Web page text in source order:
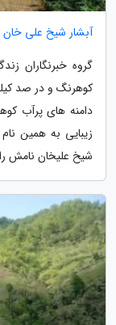
آبشار شیخ علی خان
کوهرنگ و در صد
دامنه های پرآب
زیبایی به همین
شیخ علیخان نامش